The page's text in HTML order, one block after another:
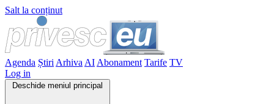
Salt la conținut
Agenda Știri Arhiva AI Abonament Tarife TV
Log in
Deschide meniul principal